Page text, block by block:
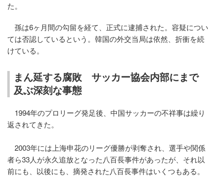
た。
孫は6ヶ月間の勾留を経て、正式に逮捕された。容疑につい
ては否認しているという。韓国の外交当局は依然、折衝を続
けている。
まん延する腐敗 サッカー協会内部にまで
及ぶ深刻な事態
1994年のプロリーグ発足後、中国サッカーの不祥事は繰り
返されてきた。
2003年には上海申花のリーグ優勝が剥奪され、選手や関係
者ら33人が永久追放となった八百長事件があったが、それ以
前にも、以後にも、摘発された八百長事件はいくつもある。